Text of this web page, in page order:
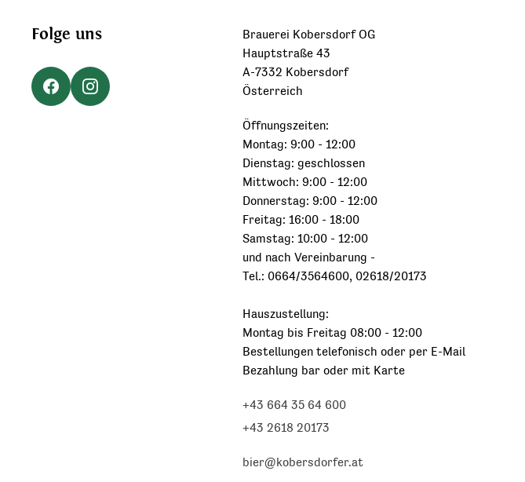
Folge uns
Brauerei Kobersdorf OG
Hauptstraße 43
A-7332 Kobersdorf
Österreich
Öffnungszeiten:
Montag: 9:00 - 12:00
Dienstag: geschlossen
Mittwoch: 9:00 - 12:00
Donnerstag: 9:00 - 12:00
Freitag: 16:00 - 18:00
Samstag: 10:00 - 12:00
und nach Vereinbarung -
Tel.: 0664/3564600, 02618/20173
Hauszustellung:
Montag bis Freitag 08:00 - 12:00
Bestellungen telefonisch oder per E-Mail
Bezahlung bar oder mit Karte
+43 664 35 64 600
+43 2618 20173
bier@kobersdorfer.at